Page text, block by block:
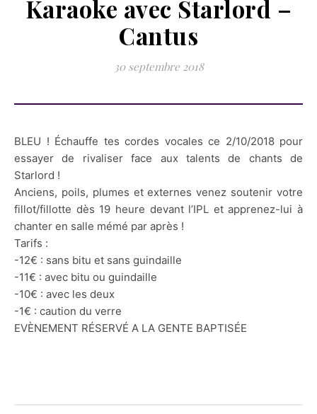
Karaoke avec Starlord –
Cantus
30 septembre 2018
BLEU ! Échauffe tes cordes vocales ce 2/10/2018 pour
essayer de rivaliser face aux talents de chants de
Starlord !
Anciens, poils, plumes et externes venez soutenir votre
fillot/fillotte dès 19 heure devant l’IPL et apprenez-lui à
chanter en salle mémé par après !
Tarifs :
-12€ : sans bitu et sans guindaille
-11€ : avec bitu ou guindaille
-10€ : avec les deux
-1€ : caution du verre
EVÈNEMENT RÉSERVÉ A LA GENTE BAPTISÉE